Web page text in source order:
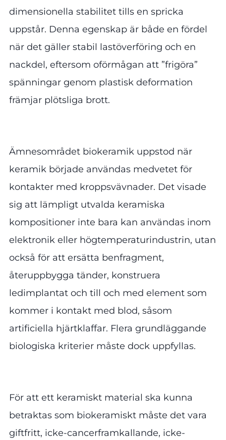
dimensionella stabilitet tills en spricka
uppstår. Denna egenskap är både en fördel
när det gäller stabil lastöverföring och en
nackdel, eftersom oförmågan att ”frigöra”
spänningar genom plastisk deformation
främjar plötsliga brott.
Ämnesområdet biokeramik uppstod när
keramik började användas medvetet för
kontakter med kroppsvävnader. Det visade
sig att lämpligt utvalda keramiska
kompositioner inte bara kan användas inom
elektronik eller högtemperaturindustrin, utan
också för att ersätta benfragment,
återuppbygga tänder, konstruera
ledimplantat och till och med element som
kommer i kontakt med blod, såsom
artificiella hjärtklaffar. Flera grundläggande
biologiska kriterier måste dock uppfyllas.
För att ett keramiskt material ska kunna
betraktas som biokeramiskt måste det vara
giftfritt, icke-cancerframkallande, icke-